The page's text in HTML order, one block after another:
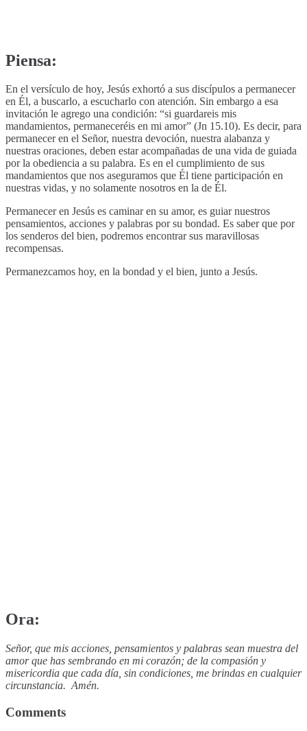
Piensa:
En el versículo de hoy, Jesús exhortó a sus discípulos a permanecer
en Él, a buscarlo, a escucharlo con atención. Sin embargo a esa
invitación le agrego una condición: “si guardareis mis
mandamientos, permaneceréis en mi amor” (Jn 15.10). Es decir, para
permanecer en el Señor, nuestra devoción, nuestra alabanza y
nuestras oraciones, deben estar acompañadas de una vida de guiada
por la obediencia a su palabra. Es en el cumplimiento de sus
mandamientos que nos aseguramos que Él tiene participación en
nuestras vidas, y no solamente nosotros en la de Él.
Permanecer en Jesús es caminar en su amor, es guiar nuestros
pensamientos, acciones y palabras por su bondad. Es saber que por
los senderos del bien, podremos encontrar sus maravillosas
recompensas.
Permanezcamos hoy, en la bondad y el bien, junto a Jesús.
Ora:
Señor, que mis acciones, pensamientos y palabras sean muestra del
amor que has sembrando en mi corazón; de la compasión y
misericordia que cada día, sin condiciones, me brindas en cualquier
circunstancia. Amén.
Comments